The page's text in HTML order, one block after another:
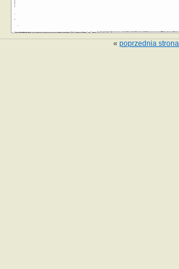
«poprzednia strona